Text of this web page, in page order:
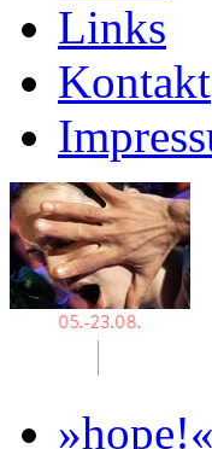
Links
Kontakt